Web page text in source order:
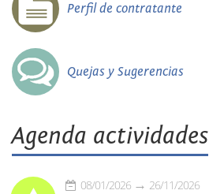
Perfil de contratante
Quejas y Sugerencias
Agenda actividades
08/01/2026 26/11/2026